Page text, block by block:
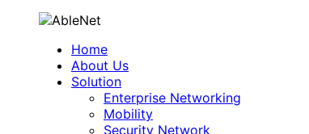
Home
About Us
Solution
Enterprise Networking
Mobility
Security Network